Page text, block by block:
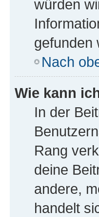
würden
gefunden
Nach
Wie kann
In der
Rang
deine
andere,
handelt